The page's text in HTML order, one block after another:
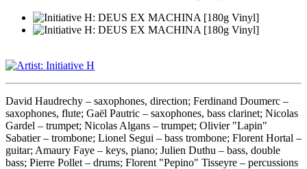
David Haudrechy – saxophones, direction; Ferdinand Doumerc –
saxophones, flute; Gaël Pautric – saxophones, bass clarinet; Nicolas
Gardel – trumpet; Nicolas Algans – trumpet; Olivier "Lapin"
Sabatier – trombone; Lionel Segui – bass trombone; Florent Hortal –
guitar; Amaury Faye – keys, piano; Julien Duthu – bass, double
bass; Pierre Pollet – drums; Florent "Pepino" Tisseyre – percussions